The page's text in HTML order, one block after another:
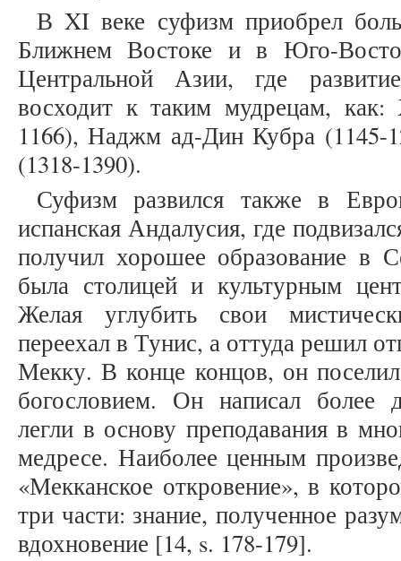
В XI веке суфизм приобрел
Ближнем Востоке и в Юго-
Центральной Азии, где
восходит к таким мудрецам,
1166), Наджм ад-Дин Кубра (1145-
(1318-1390).
Суфизм развился также в
испанская Андалусия, где
получил хорошее образование в
была столицей и культурным
Желая углубить свои
переехал в Тунис, а оттуда решил
Мекку. В конце концов, он
богословием. Он написал более
легли в основу преподавания в
медресе. Наиболее ценным
«Мекканское откровение», в
три части: знание, полученное
вдохновение [14, s. 178-179].